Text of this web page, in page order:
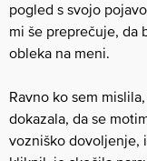
pogled s svojo
mi še preprečuje, da
obleka na meni.
Ravno ko sem
dokazala, da se
vozniško dovoljenje,